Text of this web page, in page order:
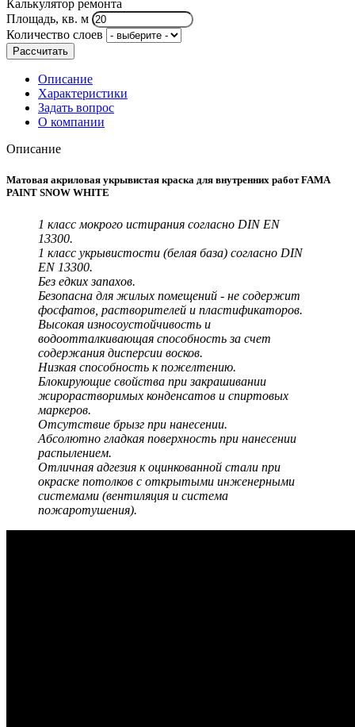
Калькулятор ремонта
Площадь, кв. м
Количество слоев
Рассчитать
Описание
Характеристики
Задать вопрос
О компании
Описание
Матовая акриловая укрывистая краска для внутренних работ FAMA
PAINT SNOW WHITE
1 класс мокрого истирания согласно DIN EN
13300.
1 класс укрывистости (белая база) согласно DIN
EN 13300.
Без едких запахов.
Безопасна для жилых помещений - не содержит
фосфатов, растворителей и пластификаторов.
Высокая износоустойчивость и
водоотталкивающая способность за счет
содержания дисперсии восков.
Низкая способность к пожелтению.
Блокирующие свойства при закрашивании
жирорастворимых конденсатов и спиртовых
маркеров.
Отсутствие брызг при нанесении.
Абсолютно гладкая поверхность при нанесении
распылением.
Отличная адгезия к оцинкованной стали при
окраске потолков с открытыми инженерными
системами (вентиляция и система
пожаротушения).